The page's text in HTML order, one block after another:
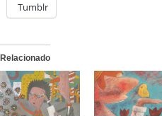
Tumblr
Relacionado